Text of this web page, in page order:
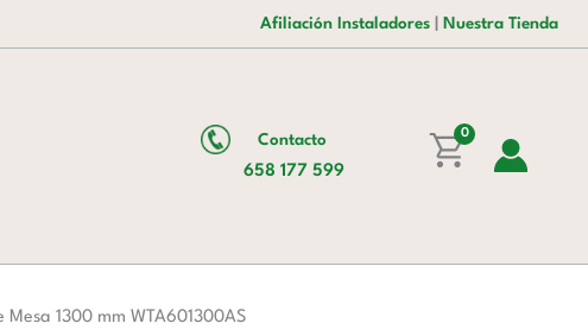
Afiliación Instaladores Nuestra Tienda
Contacto
658 177 599
0
1300 mm WTA601300AS
Trabajo
Fondo
Mesa